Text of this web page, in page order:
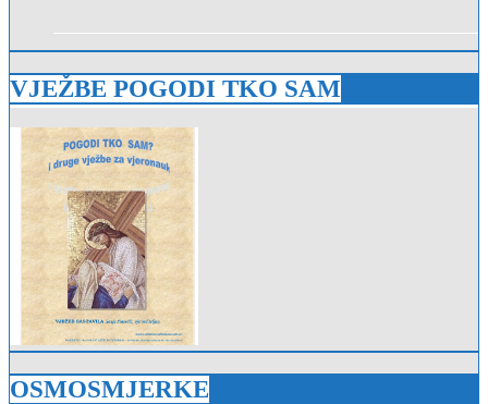
VJEŽBE POGODI TKO SAM
OSMOSMJERKE